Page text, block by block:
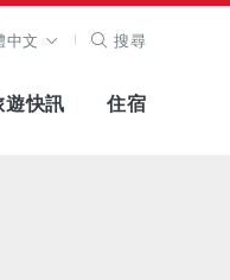
中文 搜尋
遊快訊 住宿